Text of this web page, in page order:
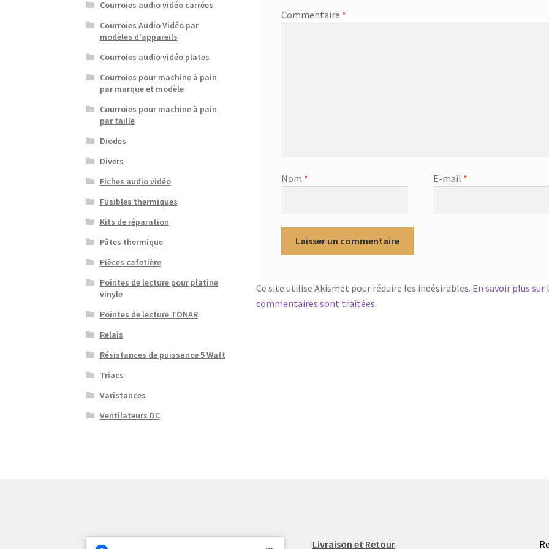
Commentaire *
Nom * E-mail *
Ce site utilise Akismet pour réduire les indésirables. En savoir plus
commentaires sont traitées.
Courroies audio vidéo carrées
Courroies Audio Vidéo par
modèles d'appareils
Courroies audio vidéo plates
Courroies pour machine à pain
par marque et modèle
Courroies pour machine à pain
par taille
Diodes
Divers
Fiches audio vidéo
Fusibles thermiques
Kits de réparation
Pâtes thermique
Pièces cafetière
Pointes de lecture pour platine
vinyle
Pointes de lecture TONAR
Relais
Résistances de puissance 5 Watt
Triacs
Varistances
Ventilateurs DC
Livraison et Retour